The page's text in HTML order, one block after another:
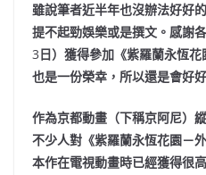
雖說筆者近半年也沒辦法好好
提不起勁娛樂或是撰文。感謝
3日）獲得參加《紫羅蘭永恆
也是一份榮幸，所以還是會好
作為京都動畫（下稱京阿尼）
不少人對《紫羅蘭永恆花園－
本作在電視動畫時已經獲得很